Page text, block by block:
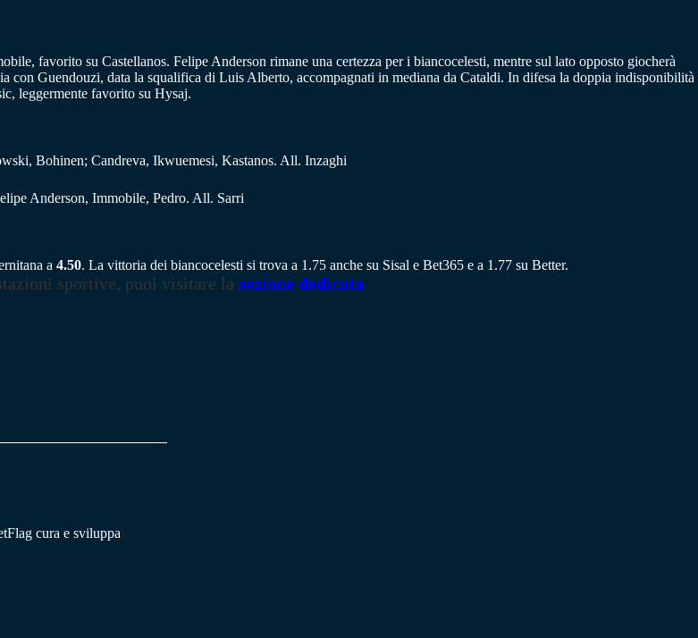
favorito su Castellanos. Felipe Anderson rimane una certezza per i biancocelesti, mentre sul lato opposto giocherà
con Guendouzi, data la squalifica di Luis Alberto, accompagnati in mediana da Cataldi. In difesa la doppia indisponibilità
leggermente favorito su Hysaj.
Bohinen; Candreva, Ikwuemesi, Kastanos. All. Inzaghi
Anderson, Immobile, Pedro. All. Sarri
a 4.50. La vittoria dei biancocelesti si trova a 1.75 anche su Sisal e Bet365 e a 1.77 su Better.
sportive, puoi visitare la sezione dedicata
cura e sviluppa